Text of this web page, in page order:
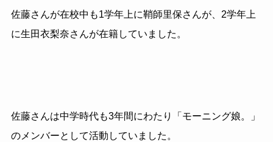
佐藤さんが在校中も1学年上に鞘師里保さんが、2学年上
に生田衣梨奈さんが在籍していました。
佐藤さんは中学時代も3年間にわたり「モーニング娘。」
のメンバーとして活動していました。